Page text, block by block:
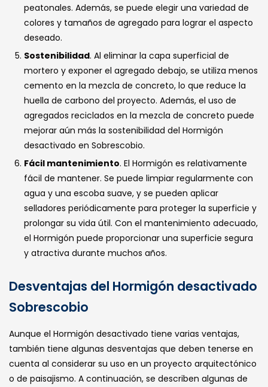
peatonales. Además, se puede elegir una variedad de
colores y tamaños de agregado para lograr el aspecto
deseado.
Sostenibilidad. Al eliminar la capa superficial de
mortero y exponer el agregado debajo, se utiliza menos
cemento en la mezcla de concreto, lo que reduce la
huella de carbono del proyecto. Además, el uso de
agregados reciclados en la mezcla de concreto puede
mejorar aún más la sostenibilidad del Hormigón
desactivado en Sobrescobio.
Fácil mantenimiento. El Hormigón es relativamente
fácil de mantener. Se puede limpiar regularmente con
agua y una escoba suave, y se pueden aplicar
selladores periódicamente para proteger la superficie y
prolongar su vida útil. Con el mantenimiento adecuado,
el Hormigón puede proporcionar una superficie segura
y atractiva durante muchos años.
Desventajas del Hormigón desactivado
Sobrescobio
Aunque el Hormigón desactivado tiene varias ventajas,
también tiene algunas desventajas que deben tenerse en
cuenta al considerar su uso en un proyecto arquitectónico
o de paisajismo. A continuación, se describen algunas de